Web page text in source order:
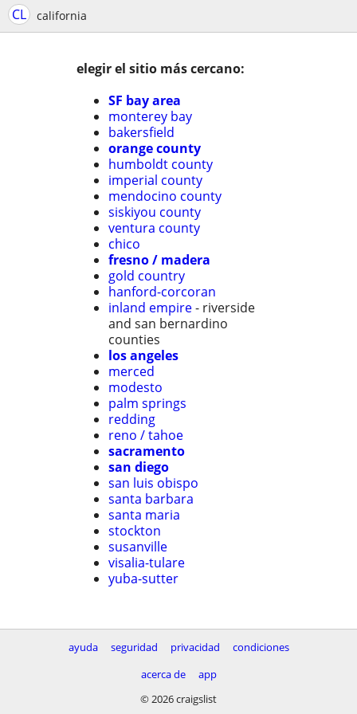
CL california
elegir el sitio más cercano:
SF bay area
monterey bay
bakersfield
orange county
humboldt county
imperial county
mendocino county
siskiyou county
ventura county
chico
fresno / madera
gold country
hanford-corcoran
inland empire- riverside
and san bernardino
counties
los angeles
merced
modesto
palm springs
redding
reno / tahoe
sacramento
san diego
san luis obispo
santa barbara
santa maria
stockton
susanville
visalia-tulare
yuba-sutter
ayuda seguridad privacidad
condiciones
acerca de
app
© 2026 craigslist